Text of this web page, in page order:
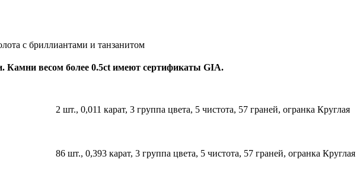
с бриллиантами и танзанитом
Камни весом более 0.5ct имеют сертификаты GIA.
2 шт., 0,011 карат, 3 группа цвета, 5 чистота, 57 граней, огранка Круглая
86 шт., 0,393 карат, 3 группа цвета, 5 чистота, 57 граней, огранка Круглая